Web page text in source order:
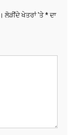
ਲੋੜੀਂਦੇ ਖੇਤਰਾਂ 'ਤੇ *